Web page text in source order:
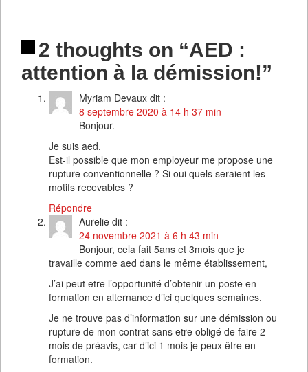
2 thoughts on “AED :
attention à la démission!”
Myriam Devaux dit :
8 septembre 2020 à 14 h 37 min
Bonjour.
Je suis aed.
Est-il possible que mon employeur me propose une
rupture conventionnelle ? Si oui quels seraient les
motifs recevables ?
Répondre
Aurelie dit :
24 novembre 2021 à 6 h 43 min
Bonjour, cela fait 5ans et 3mois que je
travaille comme aed dans le même établissement,
J’ai peut etre l’opportunité d’obtenir un poste en
formation en alternance d’ici quelques semaines.
Je ne trouve pas d’information sur une démission ou
rupture de mon contrat sans etre obligé de faire 2
mois de préavis, car d’ici 1 mois je peux être en
formation.